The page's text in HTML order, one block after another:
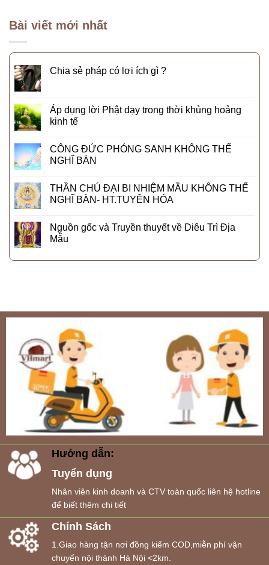
Bài viết mới nhất
Chia sẻ pháp có lợi ích gì ?
Áp dụng lời Phật dạy trong thời khủng hoảng
kinh tế
CÔNG ĐỨC PHÓNG SANH KHÔNG THỂ
NGHĨ BÀN
THẦN CHÚ ĐẠI BI NHIỆM MẦU KHÔNG THỂ
NGHĨ BÀN- HT.TUYÊN HÓA
Nguồn gốc và Truyền thuyết về Diêu Trì Địa
Mẫu
Hướng dẫn:
Tuyển dụng
Nhân viên kinh doanh và CTV toàn quốc liên hệ hotline
để biết thêm chi tiết
Chính Sách
1.Giao hàng tận nơi đồng kiểm COD,miễn phí vận
chuyển nội thành Hà Nội <2km.